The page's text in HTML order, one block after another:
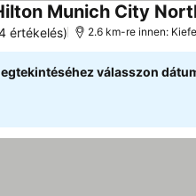
Munich City
értékelés) 2.6 km-re innen:
válasszon